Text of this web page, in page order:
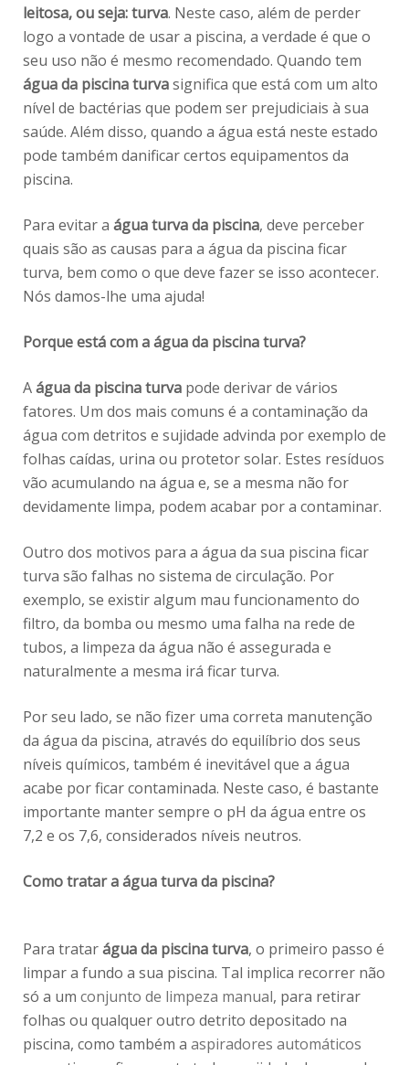
leitosa, ou seja: turva. Neste caso, além de perder
logo a vontade de usar a piscina, a verdade é que o
seu uso não é mesmo recomendado. Quando tem
água da piscina turvasignifica que está com um alto
nível de bactérias que podem ser prejudiciais à sua
saúde. Além disso, quando a água está neste estado
pode também danificar certos equipamentos da
piscina.
Para evitar a água turva da piscina, deve perceber
quais são as causas para a água da piscina ficar
turva, bem como o que deve fazer se isso acontecer.
Nós damos-lhe uma ajuda!
Porque está com a água da piscina turva?
Aágua da piscina turva pode derivar de vários
fatores. Um dos mais comuns é a contaminação da
água com detritos e sujidade advinda por exemplo de
folhas caídas, urina ou protetor solar. Estes resíduos
vão acumulando na água e, se a mesma não for
devidamente limpa, podem acabar por a contaminar.
Outro dos motivos para a água da sua piscina ficar
turva são falhas no sistema de circulação. Por
exemplo, se existir algum mau funcionamento do
filtro, da bomba ou mesmo uma falha na rede de
tubos, a limpeza da água não é assegurada e
naturalmente a mesma irá ficar turva.
Por seu lado, se não fizer uma correta manutenção
da água da piscina, através do equilíbrio dos seus
níveis químicos, também é inevitável que a água
acabe por ficar contaminada. Neste caso, é bastante
importante manter sempre o pH da água entre os
7,2 e os 7,6, considerados níveis neutros.
Como tratar a água turva da piscina?
Para tratarágua da piscina turva, o primeiro passo é
limpar a fundo a sua piscina. Tal implica recorrer não
só a um conjunto de limpeza manual, para retirar
folhas ou qualquer outro detrito depositado na
piscina, como também a aspiradores automáticos